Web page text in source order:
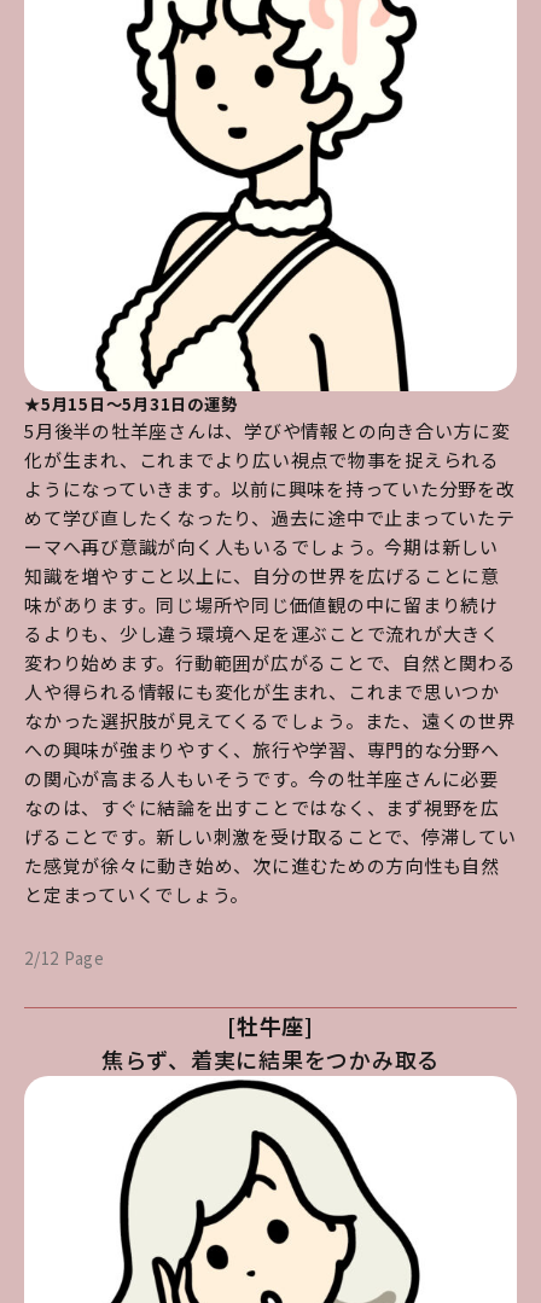
★5月15日～5月31日の運勢
5月後半の牡羊座さんは、学びや情報との向き合い方に変
化が生まれ、これまでより広い視点で物事を捉えられる
ようになっていきます。以前に興味を持っていた分野を改
めて学び直したくなったり、過去に途中で止まっていたテ
ーマへ再び意識が向く人もいるでしょう。今期は新しい
知識を増やすこと以上に、自分の世界を広げることに意
味があります。同じ場所や同じ価値観の中に留まり続け
るよりも、少し違う環境へ足を運ぶことで流れが大きく
変わり始めます。行動範囲が広がることで、自然と関わる
人や得られる情報にも変化が生まれ、これまで思いつか
なかった選択肢が見えてくるでしょう。また、遠くの世界
への興味が強まりやすく、旅行や学習、専門的な分野へ
の関心が高まる人もいそうです。今の牡羊座さんに必要
なのは、すぐに結論を出すことではなく、まず視野を広
げることです。新しい刺激を受け取ることで、停滞してい
た感覚が徐々に動き始め、次に進むための方向性も自然
と定まっていくでしょう。
2/12 Page
[牡牛座]
焦らず、着実に結果をつかみ取る